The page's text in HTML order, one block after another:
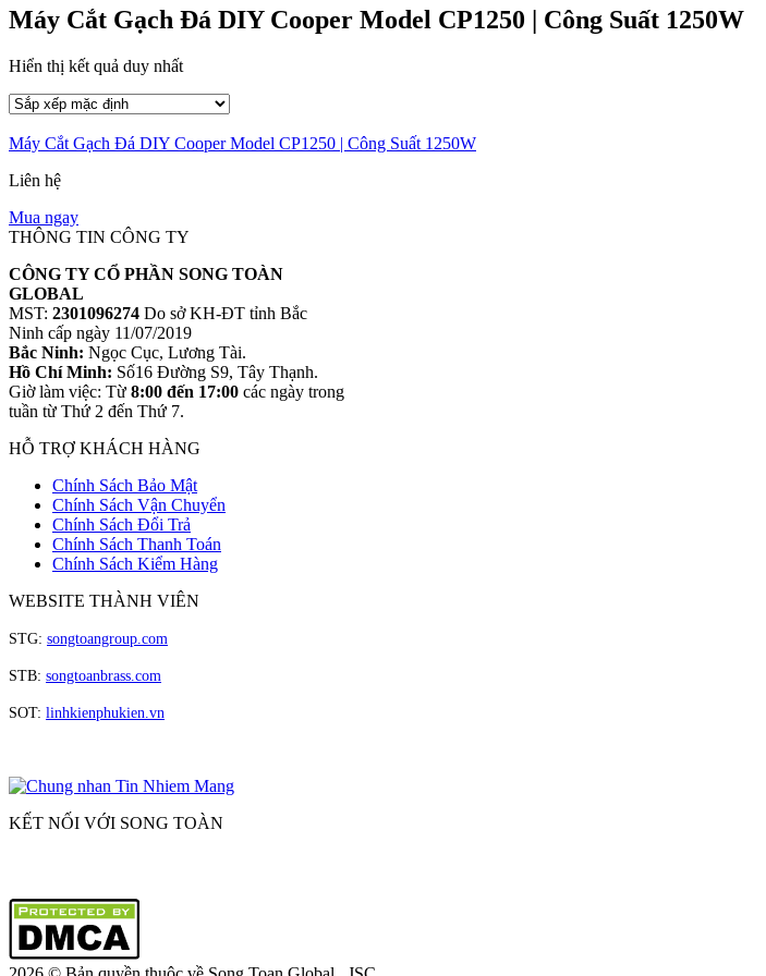
Máy Cắt Gạch Đá DIY Cooper Model CP1250 | Công Suất 1250W
Hiển thị kết quả duy nhất
Máy Cắt Gạch Đá DIY Cooper Model CP1250 | Công Suất 1250W
Liên hệ
Mua ngay
THÔNG TIN CÔNG TY
CÔNG TY CỔ PHẦN SONG TOÀN
GLOBAL
MST: 2301096274 Do sở KH-ĐT tỉnh Bắc
Ninh cấp ngày 11/07/2019
Bắc Ninh: Ngọc Cục, Lương Tài.
Hồ Chí Minh: Số16 Đường S9, Tây Thạnh.
Giờ làm việc: Từ 8:00 đến 17:00 các ngày trong
tuần từ Thứ 2 đến Thứ 7.
HỖ TRỢ KHÁCH HÀNG
Chính Sách Bảo Mật
Chính Sách Vận Chuyển
Chính Sách Đổi Trả
Chính Sách Thanh Toán
Chính Sách Kiểm Hàng
WEBSITE THÀNH VIÊN
STG: songtoangroup.com
STB: songtoanbrass.com
SOT: linhkienphukien.vn
KẾT NỐI VỚI SONG TOÀN